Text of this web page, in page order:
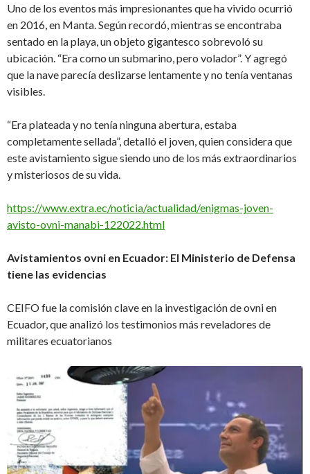
Uno de los eventos más impresionantes que ha vivido ocurrió
en 2016, en Manta. Según recordó, mientras se encontraba
sentado en la playa, un objeto gigantesco sobrevoló su
ubicación. “Era como un submarino, pero volador”. Y agregó
que la nave parecía deslizarse lentamente y no tenía ventanas
visibles.
“Era plateada y no tenía ninguna abertura, estaba
completamente sellada”, detalló el joven, quien considera que
este avistamiento sigue siendo uno de los más extraordinarios
y misteriosos de su vida.
https://www.extra.ec/noticia/actualidad/enigmas-joven-
avisto-ovni-manabi-122022.html
Avistamientos ovni en Ecuador: El Ministerio de Defensa
tiene las evidencias
CEIFO fue la comisión clave en la investigación de ovni en
Ecuador, que analizó los testimonios más reveladores de
militares ecuatorianos